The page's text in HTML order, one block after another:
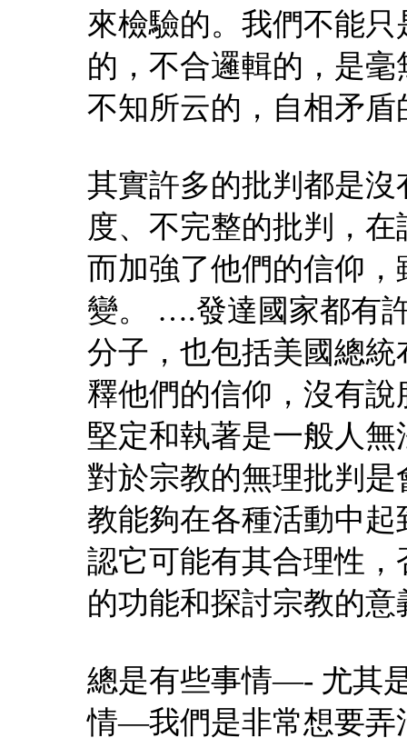
來檢驗的。我們不能
的，不合邏輯的，是
不知所云的，自相矛
其實許多的批判都是
度、不完整的批判，
而加強了他們的信仰
變。 ….發達國家都有
分子，也包括美國總
釋他們的信仰，沒有
堅定和執著是一般人
對於宗教的無理批判
教能夠在各種活動中
認它可能有其合理性
的功能和探討宗教的意
總是有些事情—- 尤其
情—我們是非常想要弄